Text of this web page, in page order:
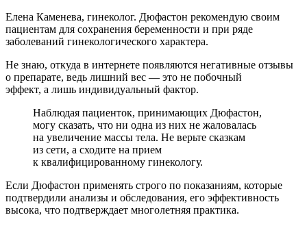
Елена Каменева, гинеколог. Дюфастон рекомендую своим
пациентам для сохранения беременности и при ряде
заболеваний гинекологического характера.
Не знаю, откуда в интернете появляются негативные отзывы
о препарате, ведь лишний вес — это не побочный
эффект, а лишь индивидуальный фактор.
Наблюдая пациенток, принимающих Дюфастон,
могу сказать, что ни одна из них не жаловалась
на увеличение массы тела. Не верьте сказкам
из сети, а сходите на прием
к квалифицированному гинекологу.
Если Дюфастон применять строго по показаниям, которые
подтвердили анализы и обследования, его эффективность
высока, что подтверждает многолетняя практика.